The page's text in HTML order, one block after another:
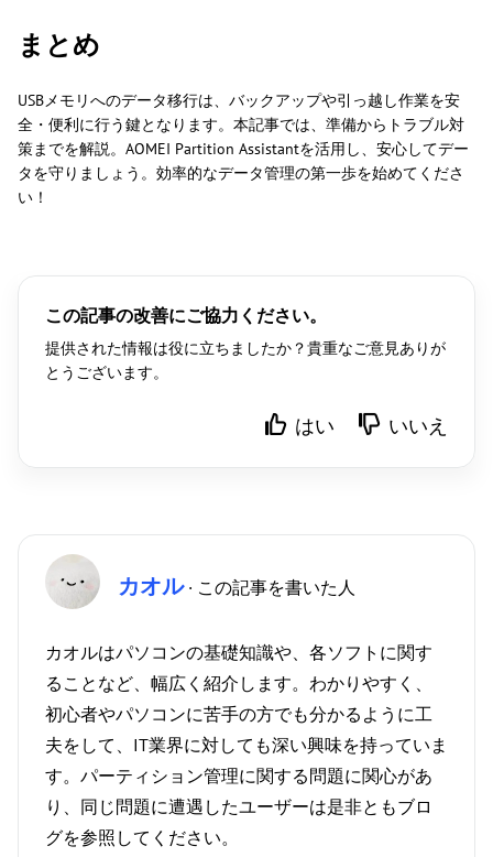
まとめ
USBメモリへのデータ移行は、バックアップや引っ越し作業を安
全・便利に行う鍵となります。本記事では、準備からトラブル対
策までを解説。AOMEI Partition Assistantを活用し、安心してデー
タを守りましょう。効率的なデータ管理の第一歩を始めてくださ
い！
この記事の改善にご協力ください。
提供された情報は役に立ちましたか？貴重なご意見ありが
とうございます。
はい いいえ
カオル· この記事を書いた人
カオルはパソコンの基礎知識や、各ソフトに関す
ることなど、幅広く紹介します。わかりやすく、
初心者やパソコンに苦手の方でも分かるように工
夫をして、IT業界に対しても深い興味を持っていま
す。パーティション管理に関する問題に関心があ
り、同じ問題に遭遇したユーザーは是非ともブロ
グを参照してください。